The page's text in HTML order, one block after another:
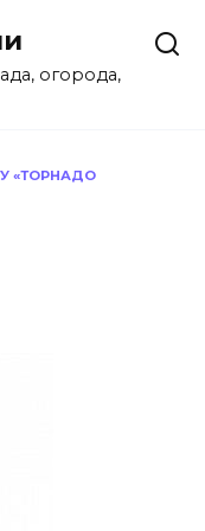
огорода,
«ТОРНАДО